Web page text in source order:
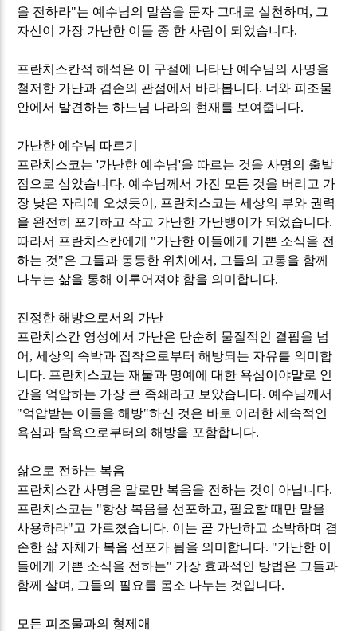
을 전하라"는 예수님의 말씀을 문자 그대로 실천하며 , 그
자신이 가장 가난한 이들 중 한 사람이 되었습니다.
프란치스칸적 해석은 이 구절에 나타난 예수님의 사명을
철저한 가난과 겸손의 관점에서 바라봅니다. 너와 피조물
안에서 발견하는 하느님 나라의 현재를 보여줍니다.
가난한 예수님 따르기
프란치스코는'가난한 예수님'을 따르는 것을 사명의 출발
점으로 삼았습니다. 예수님께서 가진 모든 것을 버리고 가
장 낮은 자리에 오셨듯이 , 프란치스코는 세상의 부와 권력
을 완전히 포기하고 작고 가난한 가난뱅이가 되었습니다.
따라서 프란치스칸에게 "가난한 이들에게 기쁜 소식을 전
하는 것"은 그들과 동등한 위치에서 , 그들의 고통을 함께
나누는 삶을 통해 이루어져야 함을 의미합니다.
진정한 해방으로서의 가난
프란치스칸 영성에서 가난은 단순히 물질적인 결핍을 넘
어 ,세상의 속박과 집착으로부터 해방되는 자유를 의미합
니다. 프란치스코는 재물과 명예에 대한 욕심이야말로 인
간을 억압하는 가장 큰 족쇄라고 보았습니다. 예수님께서
"억압받는 이들을 해방"하신 것은 바로 이러한 세속적인
욕심과 탐욕으로부터의 해방을 포함합니다.
삶으로 전하는 복음
프란치스칸 사명은 말로만 복음을 전하는 것이 아닙니다.
프란치스코는 "항상 복음을 선포하고, 필요할 때만 말을
사용하라"고 가르쳤습니다. 이는 곧 가난하고 소박하며 겸
손한 삶 자체가 복음 선포가 됨을 의미합니다. "가난한 이
들에게 기쁜 소식을 전하는" 가장 효과적인 방법은 그들과
함께 살며 , 그들의 필요를 몸소 나누는 것입니다.
모든 피조물과의 형제애